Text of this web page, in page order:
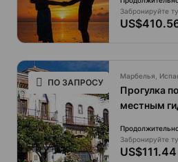
Забронируйте
ПО ЗАПРОСУ
Марбелья,
Прогулка
местным
Забронируйте
US$111.44